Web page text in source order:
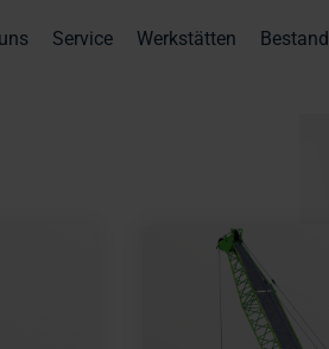
Service Werkstätten Bestand